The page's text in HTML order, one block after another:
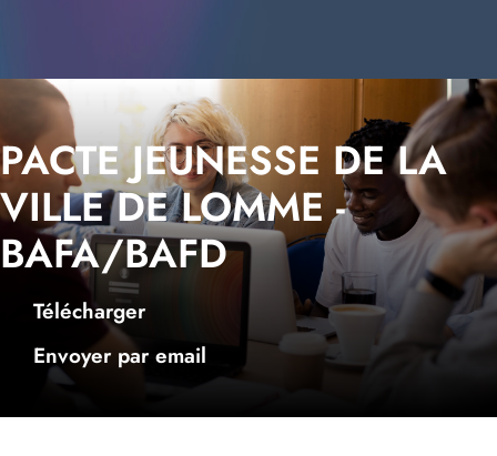
PACTE JEUNESSE DE LA
VILLE DE LOMME -
BAFA/BAFD
Télécharger
Envoyer par email